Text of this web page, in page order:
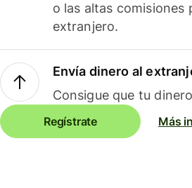
o las altas
extranjero.
Envía dinero al
Consigue que tu
Regístrate Más